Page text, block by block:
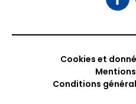
Cookies et
Conditions